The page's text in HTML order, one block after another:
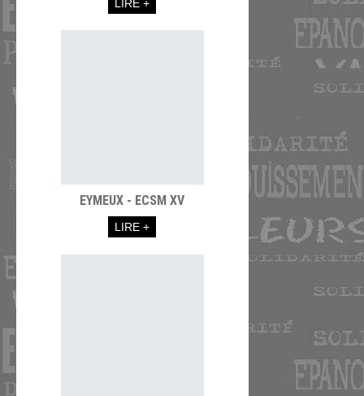
LIRE +
EYMEUX - ECSM XV
LIRE +